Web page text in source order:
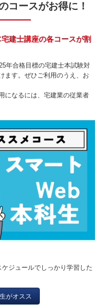
コースがお得に！
建士講座の各コースが割
年合格目標の宅建士本試験対
ます。ぜひご利用のうえ、お
になるには、宅建業の従業者
ジュールでしっかり学習した
がオスス